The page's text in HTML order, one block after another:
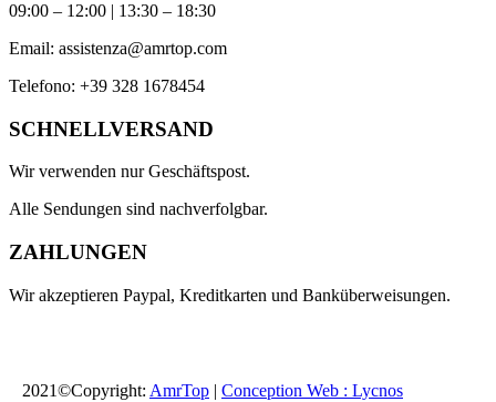
09:00 – 12:00 | 13:30 – 18:30
Email: assistenza@amrtop.com
Telefono: +39 328 1678454
SCHNELLVERSAND
Wir verwenden nur Geschäftspost.
Alle Sendungen sind nachverfolgbar.
ZAHLUNGEN
Wir akzeptieren Paypal, Kreditkarten und Banküberweisungen.
2021©Copyright: AmrTop | Conception Web : Lycnos